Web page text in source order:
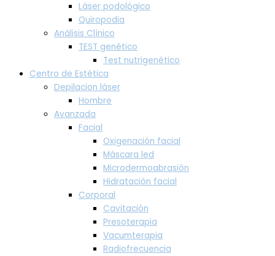
Láser podológico
Quiropodia
Análisis Clínico
TEST genético
Test nutrigenético
Centro de Estética
Depilacion láser
Hombre
Avanzada
Facial
Oxigenación facial
Máscara led
Microdermoabrasión
Hidratación facial
Corporal
Cavitación
Presoterapia
Vacumterapia
Radiofrecuencia